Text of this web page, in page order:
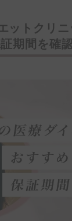
ットクリ
期間 を確